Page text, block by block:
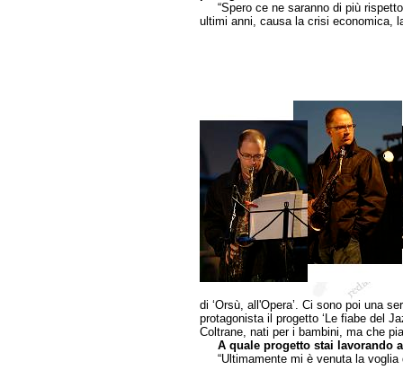
“Spero ce ne saranno di più
ultimi anni, causa la crisi economica,
di ‘Orsù, all'Opera’. Ci sono poi una
protagonista il progetto ‘Le fiabe del
Coltrane, nati per i bambini, ma che
A quale progetto stai lavorando
“Ultimamente mi è venuta la voglia